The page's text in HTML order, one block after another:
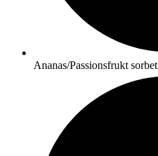
Ananas/Passionsfrukt sorbet